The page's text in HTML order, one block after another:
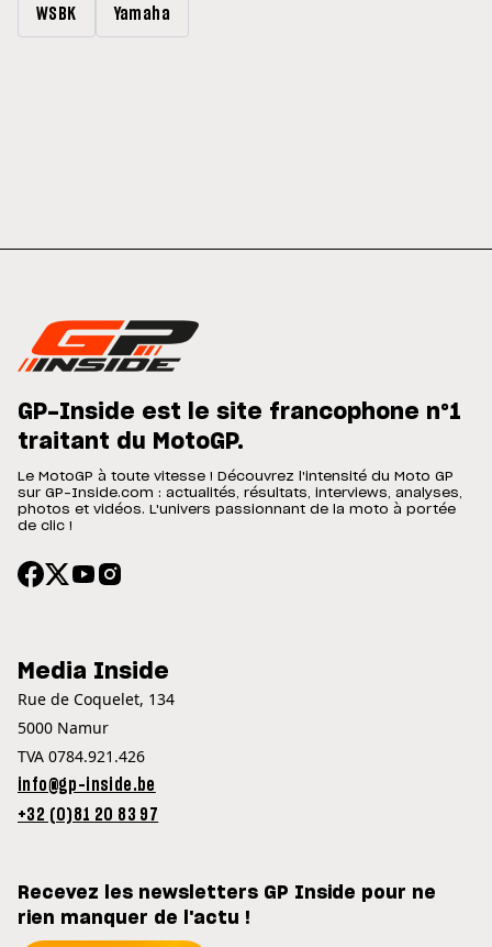
WSBK Yamaha
GP-Inside est le site francophone n°1
traitant du MotoGP.
Le MotoGP à toute vitesse ! Découvrez l'intensité du Moto GP
sur GP-Inside.com : actualités, résultats, interviews, analyses,
photos et vidéos. L'univers passionnant de la moto à portée
de clic !
Media Inside
Rue de Coquelet, 134
5000 Namur
TVA 0784.921.426
info@gp-inside.be
+32 (0)81 20 83 97
Recevez les newsletters GP Inside pour ne
rien manquer de l'actu !